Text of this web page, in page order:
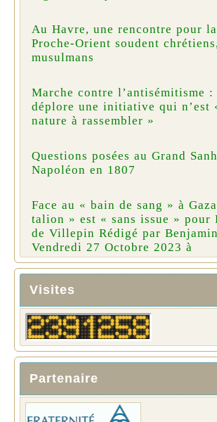
Au Havre, une rencontre pour
Proche-Orient soudent
musulmans
Marche contre l’antisémitisme :
déplore une initiative qui n’est
nature à rassembler »
Questions posées au Grand
Napoléon en 1807
Face au « bain de sang » à
talion » est « sans issue » pour
de Villepin Rédigé par
Vendredi 27 Octobre 2023 à
Visites
Partenaire